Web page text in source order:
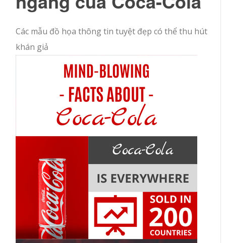
Các mẫu đồ họa thông tin tuyệt đẹp có thể thu hút
khán giả